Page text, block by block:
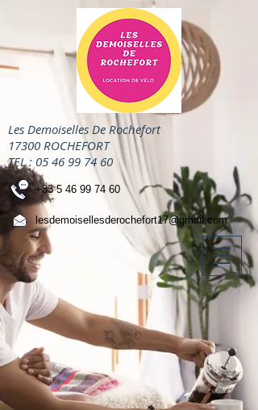
Les Demoiselles De Rochefort
17300 ROCHEFORT
TEL : 05 46 99 74 60
+33 5 46 99 74 60
lesdemoisellesderochefort17@gmail.com